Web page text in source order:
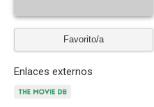
Favorito/a
Enlaces externos